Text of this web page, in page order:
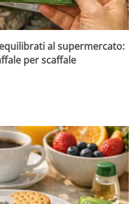
al supermercato:
per scaffale